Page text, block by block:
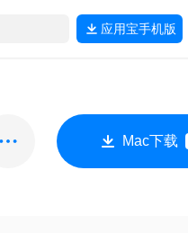
应用宝手机版
Mac下载